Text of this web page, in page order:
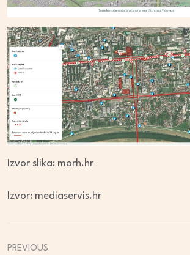
Izvor slika: morh.hr
Izvor: mediaservis.hr
PREVIOUS